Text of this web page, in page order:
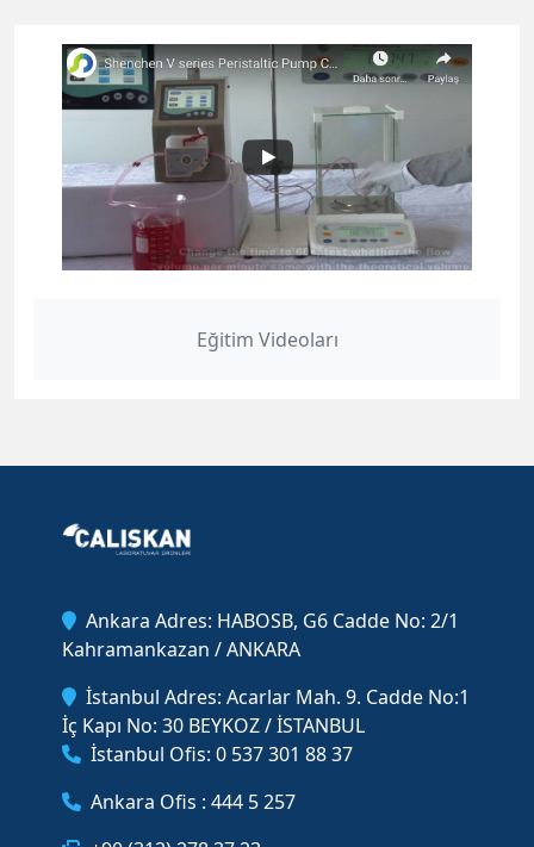
Eğitim Videoları
Ankara Adres: HABOSB, G6 Cadde No: 2/1
Kahramankazan / ANKARA
İstanbul Adres: Acarlar Mah. 9. Cadde No:1
İç Kapı No: 30 BEYKOZ / İSTANBUL
İstanbul Ofis: 0 537 301 88 37
Ankara Ofis : 444 5 257